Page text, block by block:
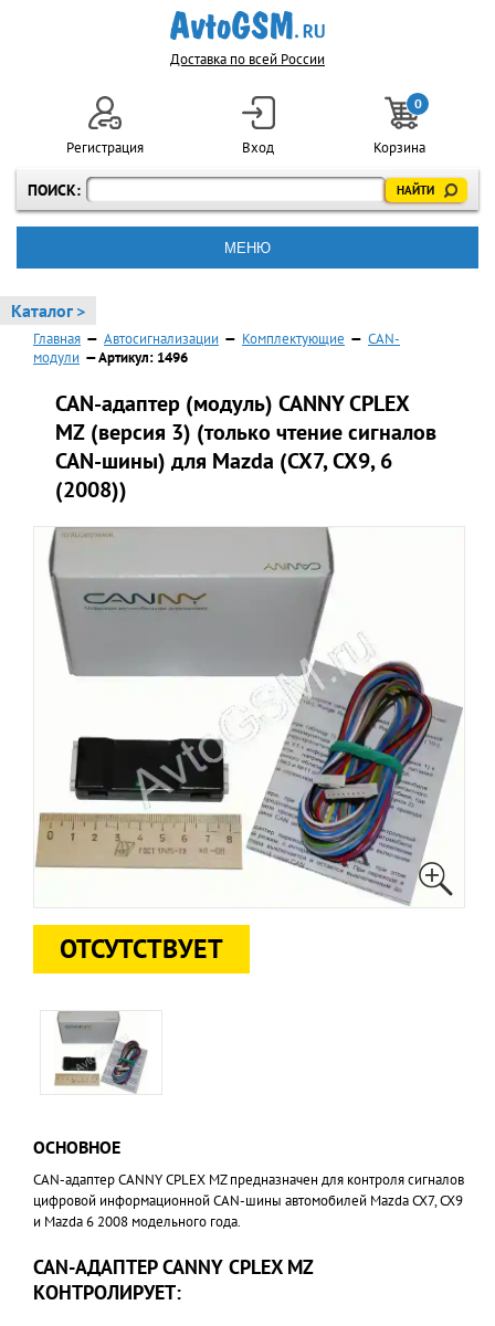
Доставка по всей России
ПОИСК:
Регистрация Вход
0
Корзина
МЕНЮ
Каталог >
Главная — Автосигнализации — Комплектующие — CAN-
модули — Артикул: 1496
CAN-адаптер (модуль) CANNY CPLEX
MZ (версия 3) (только чтение сигналов
CAN-шины) для Mazda (CX7, CX9, 6
(2008))
ОТСУТСТВУЕТ
ОСНОВНОЕ
CAN-адаптер CANNY CPLEX MZ предназначен для контроля сигналов
цифровой информационной CAN-шины автомобилей Mazda CX7, CX9
и Mazda 6 2008 модельного года.
CAN-АДАПТЕР CANNY CPLEX MZ
КОНТРОЛИРУЕТ: